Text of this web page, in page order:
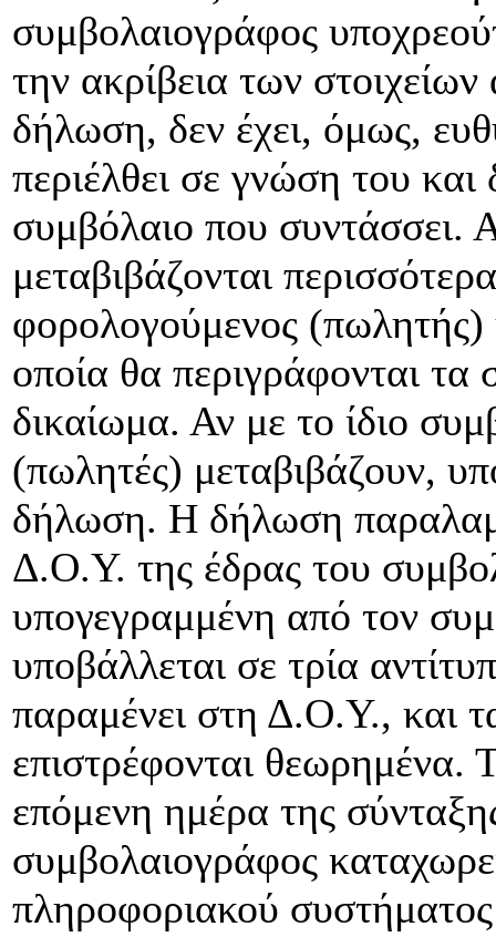
συμβολαιογράφος
την ακρίβεια των
δήλωση, δεν έχει, όμως,
περιέλθει σε γνώση του και
συμβόλαιο που συντάσσει.
μεταβιβάζονται
φορολογούμενος
οποία θα περιγράφονται τα
δικαίωμα. Αν με το ίδιο
(πωλητές) μεταβιβάζουν,
δήλωση. Η δήλωση
Δ.Ο.Υ. της έδρας του
υπογεγραμμένη από τον
υποβάλλεται σε τρία
παραμένει στη Δ.Ο.Υ., και
επιστρέφονται θεωρημένα.
επόμενη ημέρα της
συμβολαιογράφος
πληροφοριακού